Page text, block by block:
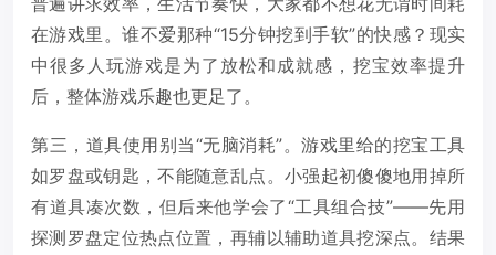
在游戏里。谁不爱那种“15分钟挖到手软”的快感？现实
中很多人玩游戏是为了放松和成就感，挖宝效率提升
后，整体游戏乐趣也更足了。
第三，道具使用别当“无脑消耗”。游戏里给的挖宝工具
如罗盘或钥匙，不能随意乱点。小强起初傻傻地用掉所
有道具凑次数，但后来他学会了“工具组合技”——先用
探测罗盘定位热点位置，再辅以辅助道具挖深点。结果